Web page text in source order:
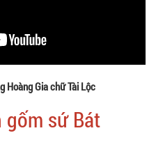
Hoàng Gia chữ Tài Lộc
sứ Bát